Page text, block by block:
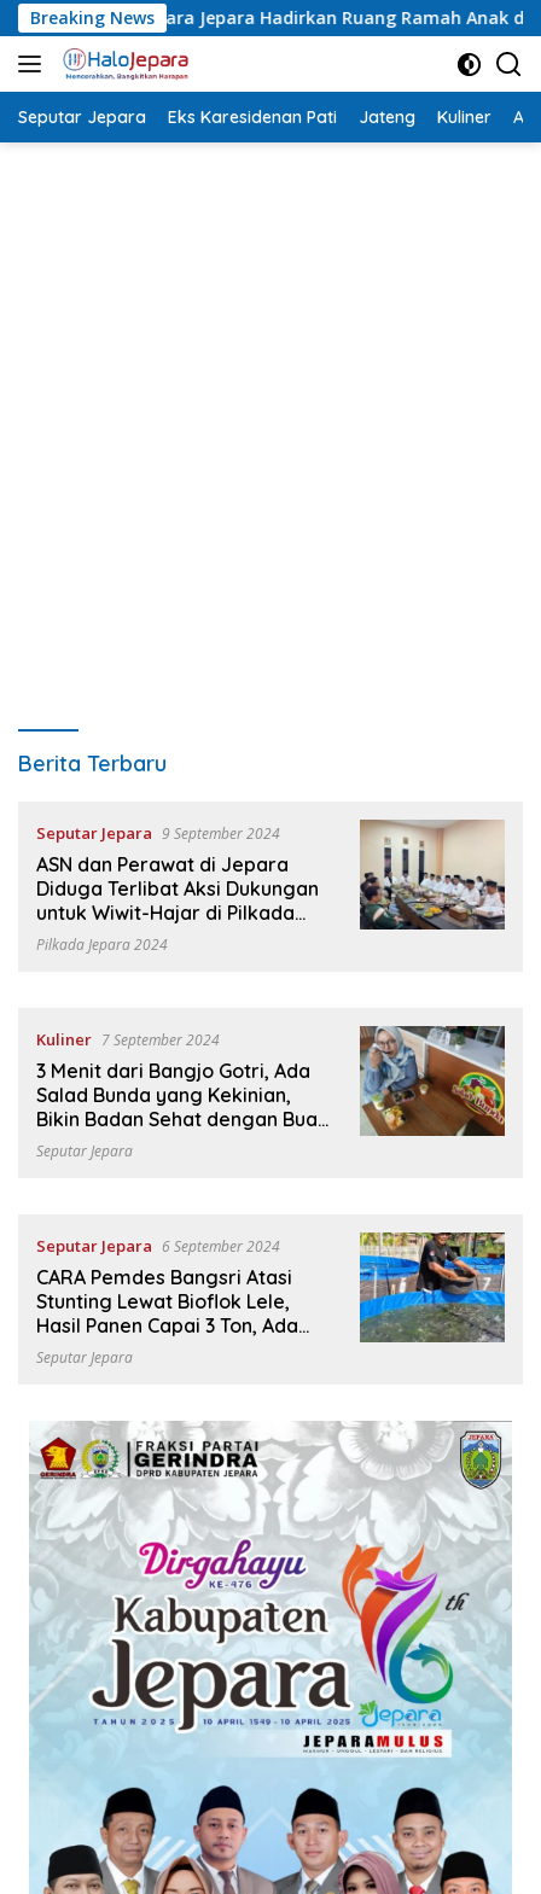
Langsung
ke
konten
Breaking News
Ruang Ramah Anak di Pendopo, Bangun Pojok Pelangi
Seputar Jepara Eks Karesidenan Pati Jateng Kuliner
HaloJepara.ID
Berita Terbaru
Seputar Jepara 9 September 2024
ASN dan Perawat di Jepara
Diduga Terlibat Aksi Dukungan
untuk Wiwit-Hajar di Pilkada
2024, Ini Langkah Bawaslu
Pilkada Jepara 2024
Kuliner 7 September 2024
3 Menit dari Bangjo Gotri, Ada
Salad Bunda yang Kekinian,
Bikin Badan Sehat dengan Buah
dan Sayur Premium
Seputar Jepara
Seputar Jepara 6 September 2024
CARA Pemdes Bangsri Atasi
Stunting Lewat Bioflok Lele,
Hasil Panen Capai 3 Ton, Ada
yang Dibagikan Gratis ke
Posyandu
Seputar Jepara